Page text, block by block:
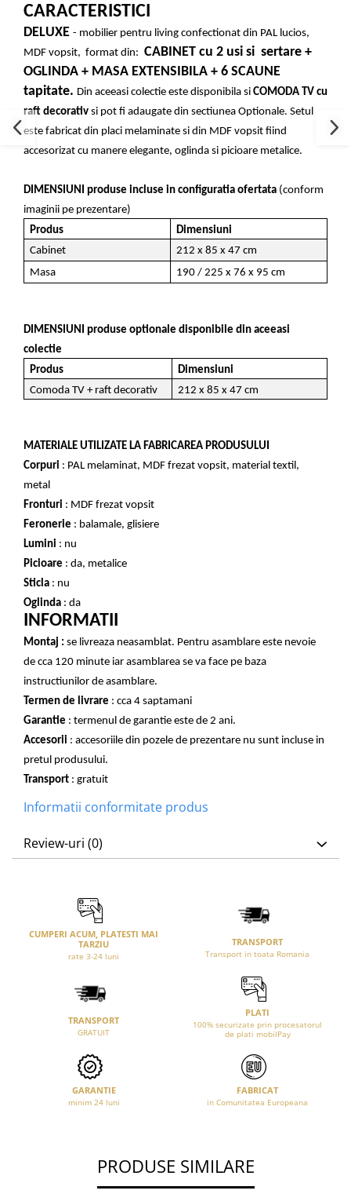
CARACTERISTICI
DELUXE - mobilier pentru living confectionat din PAL lucios,
MDF vopsit, format din: CABINET cu 2 usi si sertare +
OGLINDA + MASA EXTENSIBILA + 6 SCAUNE
tapitate. Din aceeasi colectie este disponibila si COMODA TV cu
raft decorativ si pot fi adaugate din sectiunea Optionale. Setul
este fabricat din placi melaminate si din MDF vopsit fiind
accesorizat cu manere elegante, oglinda si picioare metalice.
DIMENSIUNI produse incluse in configuratia ofertata (conform
imaginii pe prezentare)
Produs
Dimensiuni
Cabinet
212 x 85 x 47 cm
Masa
190 / 225 x 76 x 95 cm
DIMENSIUNI produse optionale disponibile din aceeasi
colectie
Produs
Dimensiuni
Comoda TV + raft decorativ
212 x 85 x 47 cm
MATERIALE UTILIZATE LA FABRICAREA PRODUSULUI
Corpuri : PAL melaminat, MDF frezat vopsit, material textil,
metal
Fronturi : MDF frezat vopsit
Feronerie : balamale, glisiere
Lumini : nu
Picioare : da, metalice
Sticla : nu
Oglinda : da
INFORMATII
Montaj : se livreaza neasamblat. Pentru asamblare este nevoie
de cca 120 minute iar asamblarea se va face pe baza
instructiunilor de asamblare.
Termen de livrare : cca 4 saptamani
Garantie : termenul de garantie este de 2 ani.
Accesorii : accesoriile din pozele de prezentare nu sunt incluse in
pretul produsului.
Transport : gratuit
Informatii conformitate produs
Review-uri (0)
CUMPERI ACUM, PLATESTI MAI
TARZIU
rate 3-24 luni
TRANSPORT
Transport in toata Romania
TRANSPORT
GRATUIT
PLATI
100% securizate prin procesatorul
de plati mobilPay
GARANTIE
minim 24 luni
FABRICAT
in Comunitatea Europeana
PRODUSE SIMILARE